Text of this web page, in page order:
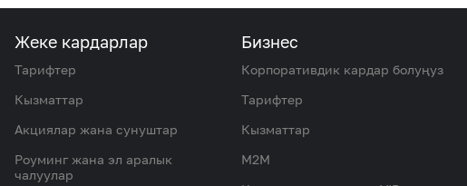
Жеке кардарлар
Тарифтер
Кызматтар
Акциялар жана сунуштар
Роуминг жана эл аралык
чалуулар
Бизнес
Корпоративдик кардар болуңуз
Тарифтер
Кызматтар
M2M